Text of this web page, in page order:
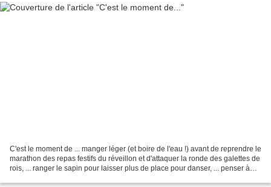
C'est le moment de ... manger léger (et boire de l'eau !) avant de reprendre le
marathon des repas festifs du réveillon et d'attaquer la ronde des galettes de
rois, ... ranger le sapin pour laisser plus de place pour danser, ... penser à